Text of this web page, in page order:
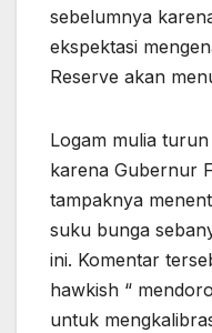
sebelumnya
ekspektasi
Reserve akan
Logam mulia
karena Gubernur
tampaknya
suku bunga
ini. Komentar
hawkish “
untuk